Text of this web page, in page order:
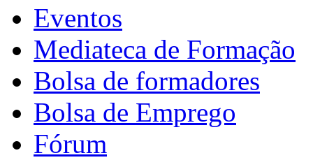
Eventos
Mediateca de Formação
Bolsa de formadores
Bolsa de Emprego
Fórum